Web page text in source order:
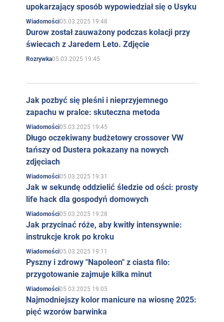
upokarzający sposób wypowiedział się o Usyku
Wiadomości05.03.2025 19:48
Durow został zauważony podczas kolacji przy
świecach z Jaredem Leto. Zdjęcie
Rozrywka05.03.2025 19:45
Jak pozbyć się pleśni i nieprzyjemnego
zapachu w pralce: skuteczna metoda
Wiadomości05.03.2025 19:45
Długo oczekiwany budżetowy crossover VW
tańszy od Dustera pokazany na nowych
zdjęciach
Wiadomości05.03.2025 19:31
Jak w sekundę oddzielić śledzie od ości: prosty
life hack dla gospodyń domowych
Wiadomości05.03.2025 19:28
Jak przycinać róże, aby kwitły intensywnie:
instrukcje krok po kroku
Wiadomości05.03.2025 19:11
Pyszny i zdrowy "Napoleon" z ciasta filo:
przygotowanie zajmuje kilka minut
Wiadomości05.03.2025 19:05
Najmodniejszy kolor manicure na wiosnę 2025:
pięć wzorów barwinka